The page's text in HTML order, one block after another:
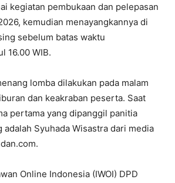
kegiatan pembukaan dan pelepasan
kemudian menayangkannya di
sebelum batas waktu
16.00 WIB.
lomba dilakukan pada malam
dan keakraban peserta. Saat
pertama yang dipanggil panitia
adalah Syuhada Wisastra dari media
Online Indonesia (IWOI) DPD